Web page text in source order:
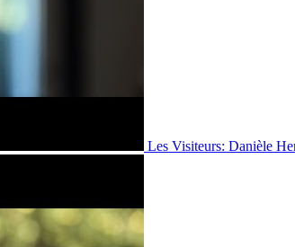
Les Visiteurs: Danièle